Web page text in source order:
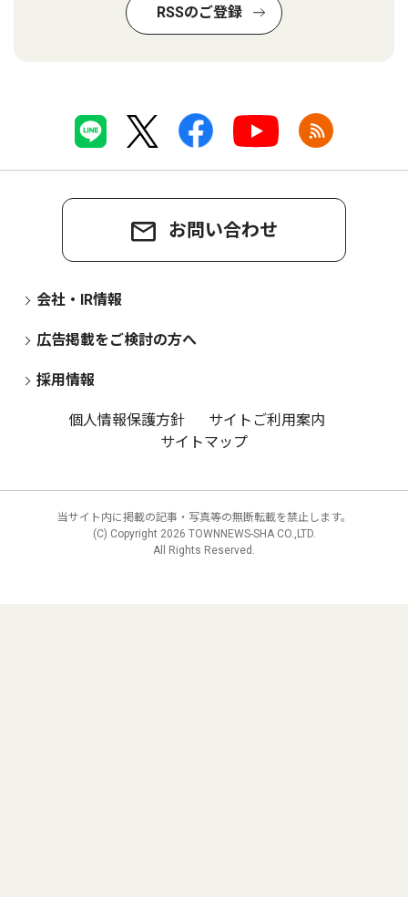
RSSのご登録
お問い合わせ
会社・IR情報
広告掲載をご検討の方へ
採用情報
個人情報保護方針
サイトご利用案内
サイトマップ
当サイト内に掲載の記事・写真等の無断転載を禁止します。
(C) Copyright 2026 TOWNNEWS-SHA CO.,LTD.
All Rights Reserved.